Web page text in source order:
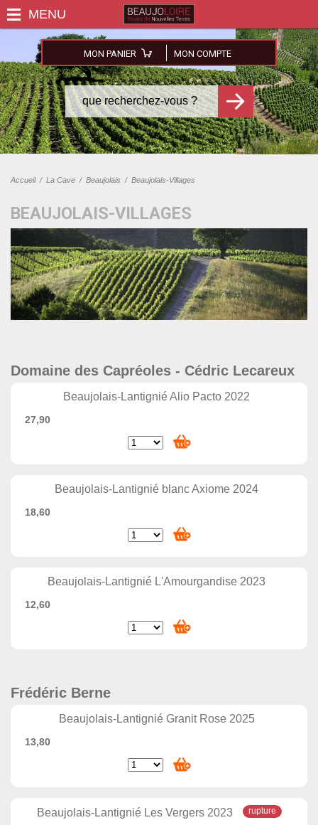
MON PANIER MON COMPTE
Accueil/ La Cave / Beaujolais / Beaujolais-Villages
BEAUJOLAIS-VILLAGES
Domaine des Capréoles - Cédric Lecareux
Beaujolais-Lantignié Alio Pacto 2022
27,90
Beaujolais-Lantignié blanc Axiome 2024
18,60
Beaujolais-Lantignié L'Amourgandise 2023
12,60
Frédéric Berne
Beaujolais-Lantignié Granit Rose 2025
13,80
Beaujolais-Lantignié Les Vergers 2023